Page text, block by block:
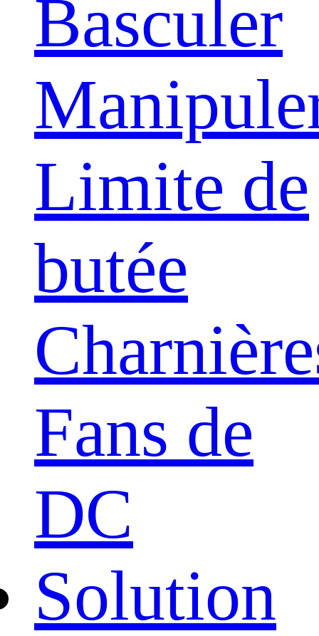
Basculer
Limite de
butée
Fans de
DC
Solution